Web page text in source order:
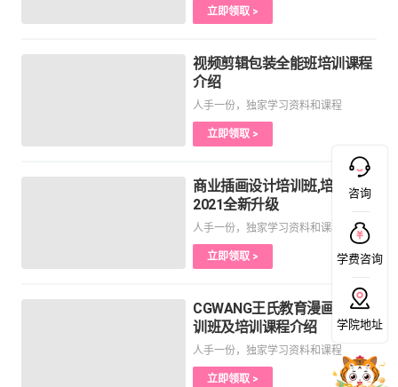
立即领取 >
视频剪辑包装全能班培训课程
介绍
人手一份，独家学习资料和课程
立即领取 >
商业插画设计培训班,培训课程
2021全新升级
人手一份，独家学习资料和课程
立即领取 >
CGWANG王氏教育漫画设计培
训班及培训课程介绍
人手一份，独家学习资料和课程
立即领取 >
咨询
学费咨询
学院地址